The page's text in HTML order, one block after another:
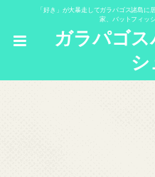
「好き」が大暴走してガラパゴス諸島
家、バットフィッ
ガラパゴ